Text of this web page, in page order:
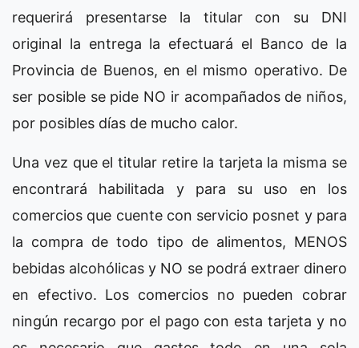
requerirá presentarse la titular con su DNI
original la entrega la efectuará el Banco de la
Provincia de Buenos, en el mismo operativo. De
ser posible se pide NO ir acompañados de niños,
por posibles días de mucho calor.
Una vez que el titular retire la tarjeta la misma se
encontrará habilitada y para su uso en los
comercios que cuente con servicio posnet y para
la compra de todo tipo de alimentos, MENOS
bebidas alcohólicas y NO se podrá extraer dinero
en efectivo. Los comercios no pueden cobrar
ningún recargo por el pago con esta tarjeta y no